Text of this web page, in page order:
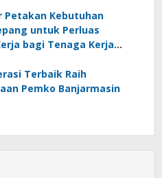
Petakan Kebutuhan
untuk Perluas
bagi Tenaga Kerja
Terbaik Raih
Pemko Banjarmasin